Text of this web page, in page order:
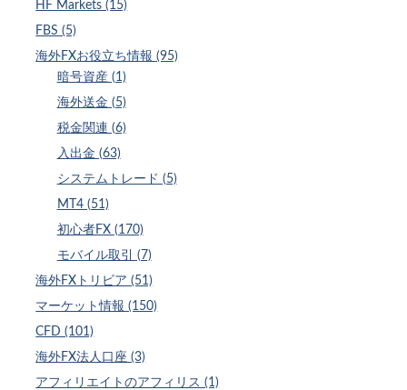
HF Markets (15)
FBS (5)
海外FXお役立ち情報 (95)
暗号資産 (1)
海外送金 (5)
税金関連 (6)
入出金 (63)
システムトレード (5)
MT4 (51)
初心者FX (170)
モバイル取引 (7)
海外FXトリビア (51)
マーケット情報 (150)
CFD (101)
海外FX法人口座 (3)
アフィリエイトのアフィリス (1)